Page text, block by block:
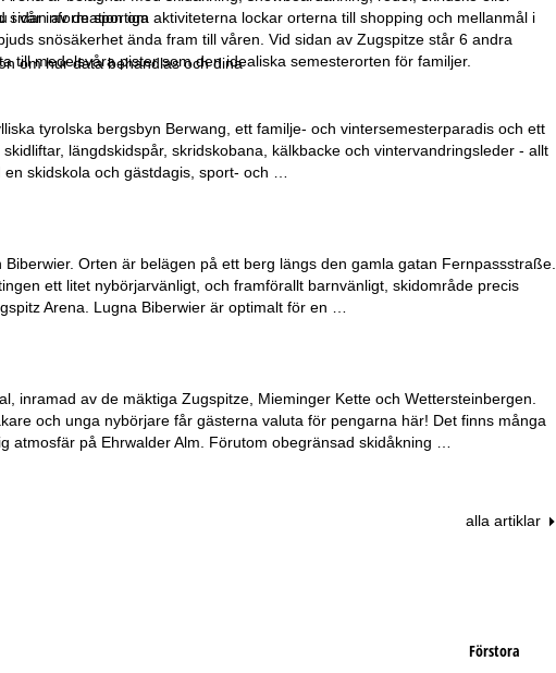
i vår information om
om hur data behandlas och dina
av de sportiga aktiviteterna lockar orterna till shopping och mellanmål i
snösäkerhet ända fram till våren. Vid sidan av Zugspitze står 6 andra
medelsvåra pister som den idealiska semesterorten för familjer.
tyrolska bergsbyn Berwang, ett familje- och vintersemesterparadis och ett
längdskidspår, skridskobana, kälkbacke och vintervandringsleder - allt
skidskola och gästdagis, sport- och …
Orten är belägen på ett berg längs den gamla gatan Fernpassstraße.
ett litet nybörjarvänligt, och framförallt barnvänligt, skidområde precis
Arena. Lugna Biberwier är optimalt för en …
inramad av de mäktiga Zugspitze, Mieminger Kette och Wettersteinbergen.
och unga nybörjare får gästerna valuta för pengarna här! Det finns många
på Ehrwalder Alm. Förutom obegränsad skidåkning …
alla artiklar
Förstora